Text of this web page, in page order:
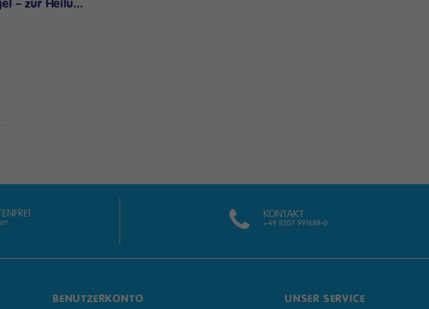
idra®care Idrogel – zur Heilung und Pflege
KONTAKT
+49 5207 991688-0
BENUTZERKONTO UNSER SERVICE